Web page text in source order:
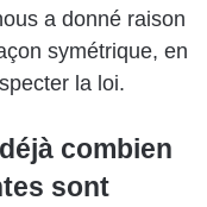
a donné raison
symétrique, en
la loi.
combien
sont